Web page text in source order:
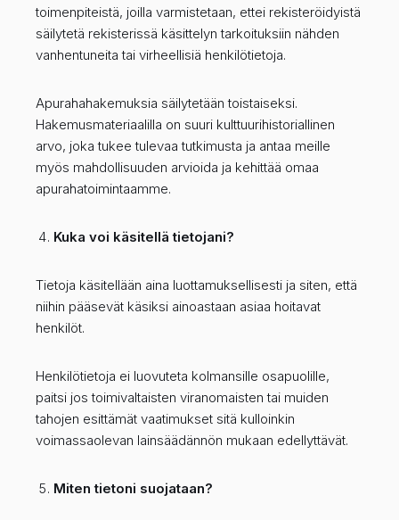
toimenpiteistä, joilla varmistetaan, ettei rekisteröidyistä
säilytetä rekisterissä käsittelyn tarkoituksiin nähden
vanhentuneita tai virheellisiä henkilötietoja.
Apurahahakemuksia säilytetään toistaiseksi.
Hakemusmateriaalilla on suuri kulttuurihistoriallinen
arvo, joka tukee tulevaa tutkimusta ja antaa meille
myös mahdollisuuden arvioida ja kehittää omaa
apurahatoimintaamme.
Kuka voi käsitellä tietojani?
Tietoja käsitellään aina luottamuksellisesti ja siten, että
niihin pääsevät käsiksi ainoastaan asiaa hoitavat
henkilöt.
Henkilötietoja ei luovuteta kolmansille osapuolille,
paitsi jos toimivaltaisten viranomaisten tai muiden
tahojen esittämät vaatimukset sitä kulloinkin
voimassaolevan lainsäädännön mukaan edellyttävät.
Miten tietoni suojataan?